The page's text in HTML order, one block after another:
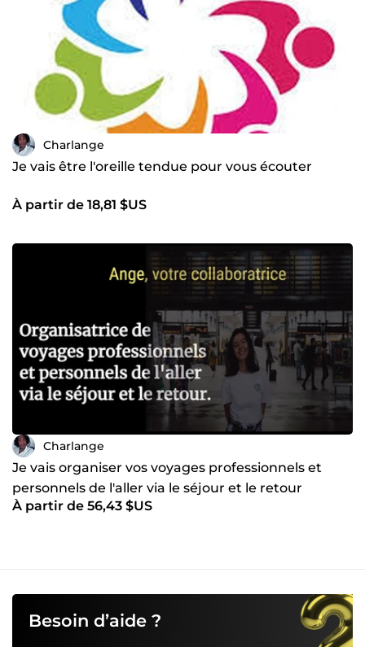
Charlange
Je vais être l'oreille tendue pour vous écouter
À partir de 18,81 $US
Charlange
Je vais organiser vos voyages professionnels et
personnels de l'aller via le séjour et le retour
À partir de 56,43 $US
Besoin d’aide ?